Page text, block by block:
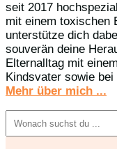
seit 2017
mit einem toxischen
unterstütze dich
souverän deine
Elternalltag mit
Kindsvater sowie
Mehr über mich ...
nach: